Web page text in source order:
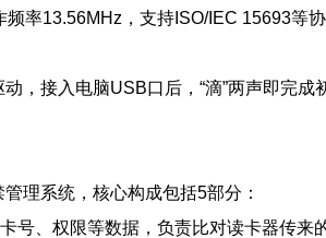
率13.56MHz，支持ISO/IEC 15693等
，接入电脑USB口后，“滴”两声即完
理系统，核心构成包括5部分：
号、权限等数据，负责比对读卡器传来